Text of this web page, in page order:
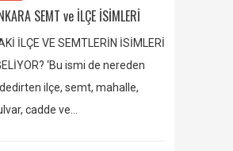
SEMT ve İLÇE İSİMLERİ
İLÇE VE SEMTLERİN İSİMLERİ
‘Bu ismi de nereden
ilçe, semt, mahalle,
cadde ve…